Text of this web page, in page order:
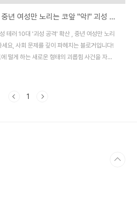
10대 '괴성 공격' 확산 , 중년 여성만 노리는 코앞 "악!" 괴성 테러
테러 10대 '괴성 공격' 확산 , 중년 여성만 노리
요, 사회 문제를 깊이 파헤치는 블로거입니다!
떨게 하는 새로운 형태의 괴롭힘 사건을 자세
남학생들이 중년 여성들을 타깃으로 코앞에
해자들에게 깊은 트라우마를 남기고 여성 혐오
1